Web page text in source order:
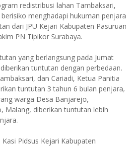
redistribusi lahan Tambaksari,
menghadapi hukuman penjara
dari JPU Kejari Kabupaten Pasuruan
PN Tipikor Surabaya.
yang berlangsung pada Jumat
tuntutan dengan perbedaan.
dan Cariadi, Ketua Panitia
tuntutan 3 tahun 6 bulan penjara,
warga Desa Banjarejo,
Malang, diberikan tuntutan lebih
Pidsus Kejari Kabupaten